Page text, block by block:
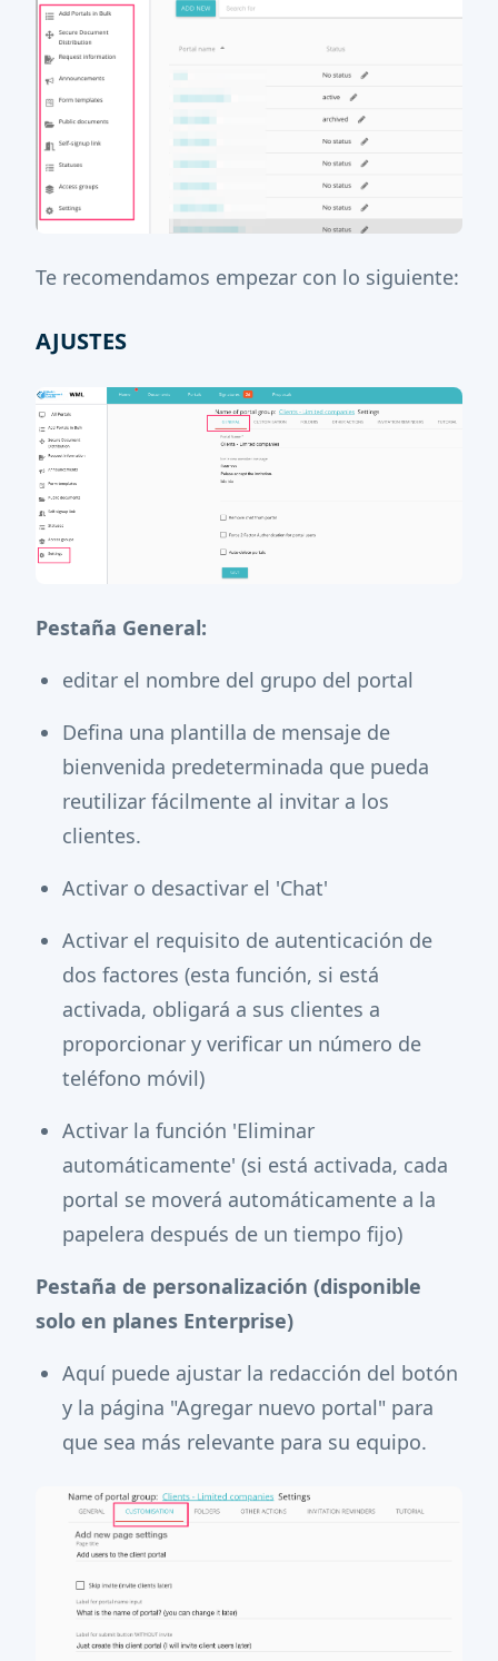
Te recomendamos empezar con lo siguiente:
AJUSTES
Pestaña General:
editar el nombre del grupo del portal
Defina una plantilla de mensaje de
bienvenida predeterminada que pueda
reutilizar fácilmente al invitar a los
clientes.
Activar o desactivar el 'Chat'
Activar el requisito de autenticación de
dos factores (esta función, si está
activada, obligará a sus clientes a
proporcionar y verificar un número de
teléfono móvil)
Activar la función 'Eliminar
automáticamente' (si está activada, cada
portal se moverá automáticamente a la
papelera después de un tiempo fijo)
Pestaña de personalización (disponible
solo en planes Enterprise)
Aquí puede ajustar la redacción del botón
y la página "Agregar nuevo portal" para
que sea más relevante para su equipo.